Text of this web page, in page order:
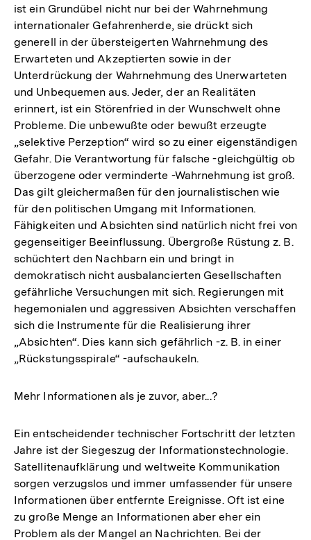
Auflösung
der
Fußnote
ist ein Grundübel nicht nur bei der Wahrnehmung
internationaler Gefahrenherde, sie drückt sich
generell in der übersteigerten Wahrnehmung des
Erwarteten und Akzeptierten sowie in der
Unterdrückung der Wahrnehmung des Unerwarteten
und Unbequemen aus. Jeder, der an Realitäten
erinnert, ist ein Störenfried in der Wunschwelt ohne
Probleme. Die unbewußte oder bewußt erzeugte
„selektive Perzeption“ wird so zu einer eigenständigen
Gefahr. Die Verantwortung für falsche -gleichgültig ob
überzogene oder verminderte -Wahrnehmung ist groß.
Das gilt gleichermaßen für den journalistischen wie
für den politischen Umgang mit Informationen.
Fähigkeiten und Absichten sind natürlich nicht frei von
gegenseitiger Beeinflussung. Übergroße Rüstung z. B.
schüchtert den Nachbarn ein und bringt in
demokratisch nicht ausbalancierten Gesellschaften
gefährliche Versuchungen mit sich. Regierungen mit
hegemonialen und aggressiven Absichten verschaffen
sich die Instrumente für die Realisierung ihrer
„Absichten“. Dies kann sich gefährlich -z. B. in einer
„Rückstungsspirale“ -aufschaukeln.
Mehr Informationen als je zuvor, aber...?
Ein entscheidender technischer Fortschritt der letzten
Jahre ist der Siegeszug der Informationstechnologie.
Satellitenaufklärung und weltweite Kommunikation
sorgen verzugslos und immer umfassender für unsere
Informationen über entfernte Ereignisse. Oft ist eine
zu große Menge an Informationen aber eher ein
Problem als der Mangel an Nachrichten. Bei der